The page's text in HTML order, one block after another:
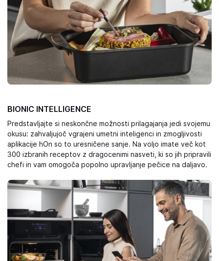
BIONIC INTELLIGENCE
Predstavljajte si neskončne možnosti prilagajanja jedi svojemu
okusu: zahvaljujoč vgrajeni umetni inteligenci in zmogljivosti
aplikacije hOn so to uresničene sanje. Na voljo imate več kot
300 izbranih receptov z dragocenimi nasveti, ki so jih pripravili
chefi in vam omogoča popolno upravljanje pečice na daljavo.